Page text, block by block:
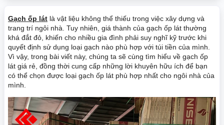
Gạch ốp lát là vật liệu không thể thiếu trong việc xây dựng và
trang trí ngôi nhà. Tuy nhiên, giá thành của gạch ốp lát thường
khá đắt đỏ, khiến cho nhiều gia đình phải suy nghĩ kỹ trước khi
quyết định sử dụng loại gạch nào phù hợp với túi tiền của mình.
Vì vậy, trong bài viết này, chúng ta sẽ cùng tìm hiểu về gạch ốp
lát giá rẻ, đồng thời cung cấp những lời khuyên hữu ích để bạn
có thể chọn được loại gạch ốp lát phù hợp nhất cho ngôi nhà của
mình.